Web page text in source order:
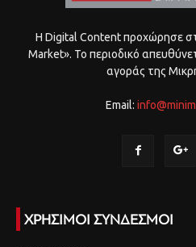
Η Digital Content προχώρησε
Market». Το περιοδικό
αγοράς της
Email:
ΧΡΗΣΙΜΟΙ ΣΥΝΔΕΣΜΟΙ